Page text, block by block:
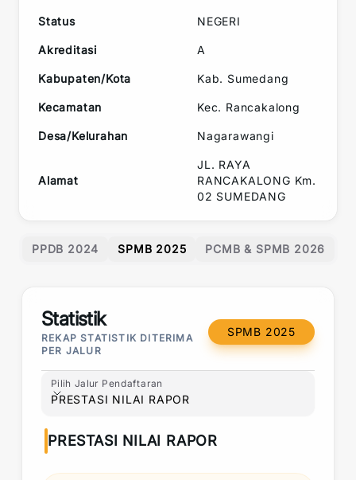
Status NEGERI
Akreditasi A
Kabupaten/Kota Kab. Sumedang
Kecamatan Kec. Rancakalong
Desa/Kelurahan Nagarawangi
Alamat
JL. RAYA
RANCAKALONG Km.
02 SUMEDANG
PPDB 2024 SPMB 2025 PCMB & SPMB 2026
Statistik
REKAP STATISTIK DITERIMA
PER JALUR
SPMB 2025
Pilih Jalur Pendaftaran
Pilih Jalur Pendaftaran
PRESTASI NILAI RAPOR
PRESTASI NILAI RAPOR